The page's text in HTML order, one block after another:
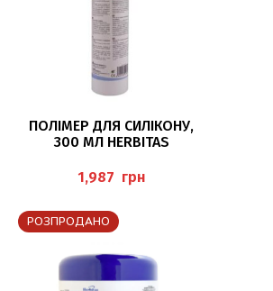
ДОДАТИ В КОШИК
ПОЛІМЕР ДЛЯ СИЛІКОНУ,
300 МЛ HERBITAS
грн
РОЗПРОДАНО